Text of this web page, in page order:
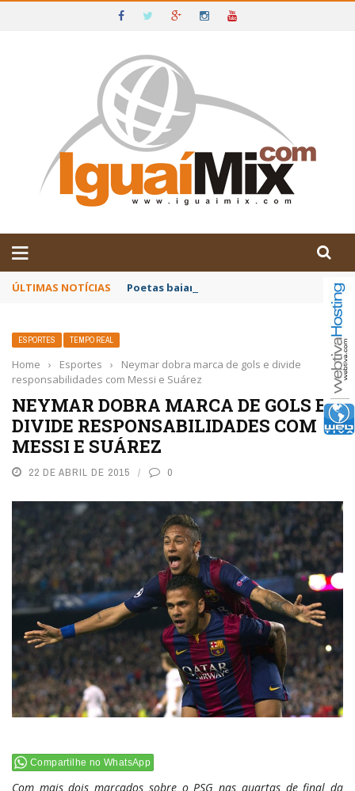
IGUAÍ E SUDOESTE DA BAHIA
ÚLTIMAS NOTÍCIAS Poetas baianos representam o Brasil no
ESPORTES TEMPO REAL
Home › Esportes ›
Neymar dobra marca de gols e divide
responsabilidades com Messi e Suárez
NEYMAR DOBRA MARCA DE GOLS E
DIVIDE RESPONSABILIDADES COM
MESSI E SUÁREZ
22 DE ABRIL DE 2015 0
Compartilhe no WhatsApp
Com mais dois marcados sobre o PSG nas quartas de final da